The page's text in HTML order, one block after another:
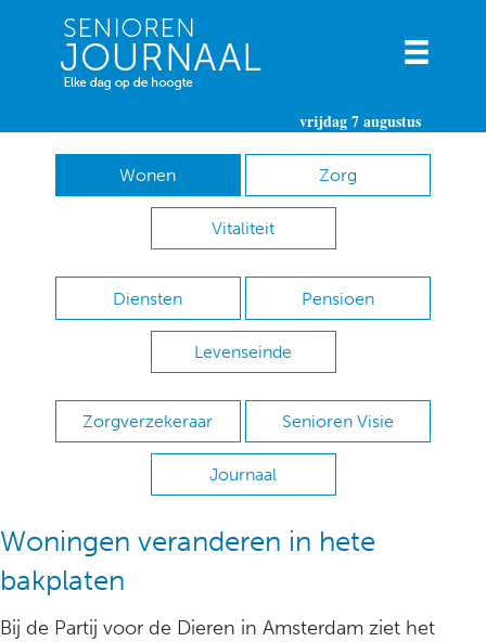
vrijdag 7 augustus
Wonen Zorg
Vitaliteit
Diensten Pensioen
Levenseinde
Zorgverzekeraar Senioren Visie
Journaal
Woningen veranderen in hete
bakplaten
Bij de Partij voor de Dieren in Amsterdam ziet het